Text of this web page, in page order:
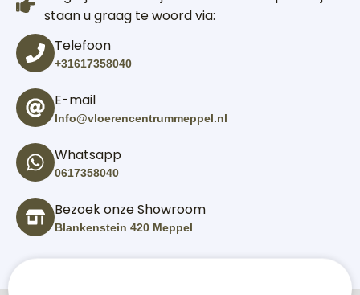
staan u graag te woord via:
Telefoon
+31617358040
E-mail
Info@vloerencentrummeppel.nl
Whatsapp
0617358040
Bezoek onze Showroom
Blankenstein 420 Meppel